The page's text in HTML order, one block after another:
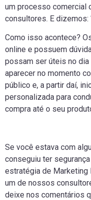
um processo comercial
consultores. E dizemos:
Como isso acontece?
online e possuem
possam ser úteis no
aparecer no momento
público e, a partir daí,
personalizada para
compra até o seu
Se você estava com
conseguiu ter
estratégia de Marketing
um de nossos
deixe nos comentários